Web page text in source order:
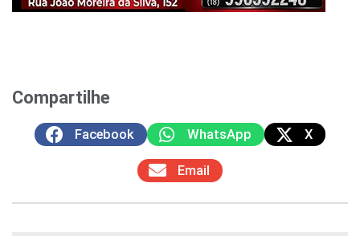
Compartilhe
Facebook WhatsApp X
Email